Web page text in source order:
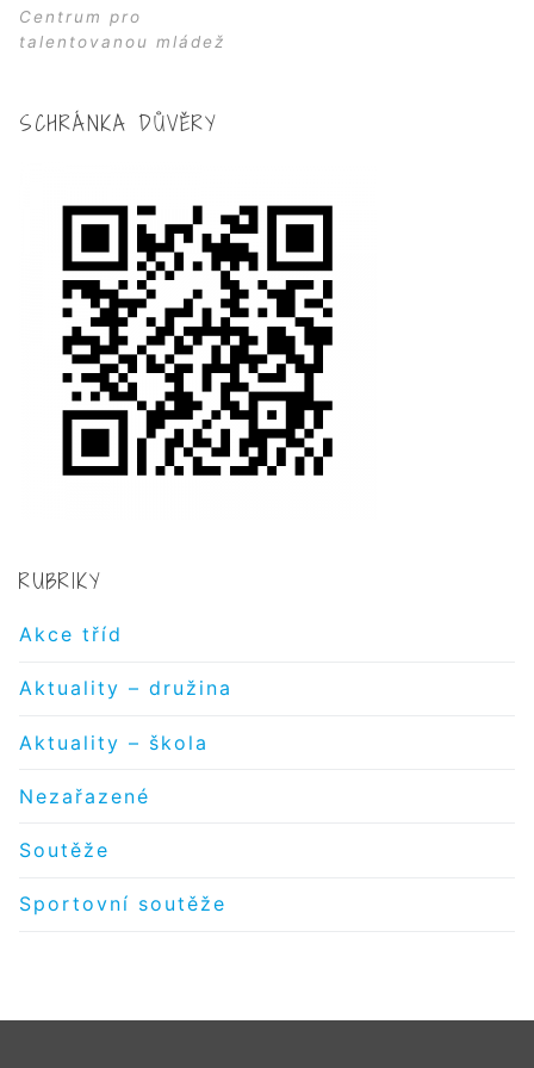
Centrum pro
talentovanou mládež
SCHRÁNKA DŮVĚRY
RUBRIKY
Akce tříd
Aktuality – družina
Aktuality – škola
Nezařazené
Soutěže
Sportovní soutěže